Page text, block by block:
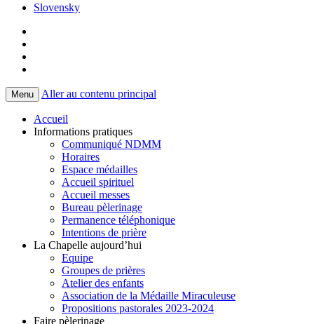
Slovensky
Menu Aller au contenu principal
Accueil
Informations pratiques
Communiqué NDMM
Horaires
Espace médailles
Accueil spirituel
Accueil messes
Bureau pèlerinage
Permanence téléphonique
Intentions de prière
La Chapelle aujourd’hui
Equipe
Groupes de prières
Atelier des enfants
Association de la Médaille Miraculeuse
Propositions pastorales 2023-2024
Faire pèlerinage